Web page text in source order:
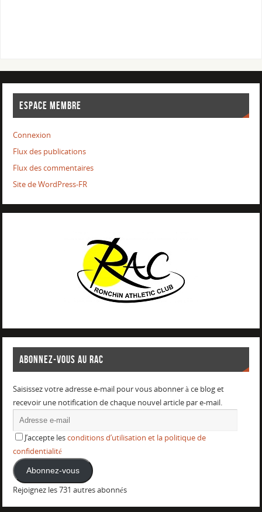
ESPACE MEMBRE
Connexion
Flux des publications
Flux des commentaires
Site de WordPress-FR
ABONNEZ-VOUS AU RAC
Saisissez votre adresse e-mail pour vous abonner à ce blog et
recevoir une notification de chaque nouvel article par e-mail.
J’accepte lesconditions d’utilisation et la politique de
confidentialité
Abonnez-vous
Rejoignez les 731 autres abonnés